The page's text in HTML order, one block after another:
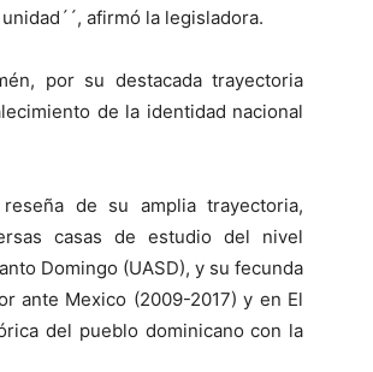
afirmó la legisladora.
por su destacada trayectoria
de la identidad nacional
de su amplia trayectoria,
casas de estudio del nivel
Domingo (UASD), y su fecunda
ante Mexico (2009-2017) y en El
del pueblo dominicano con la